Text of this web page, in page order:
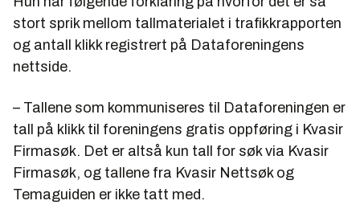
stort sprik mellom tallmaterialet i trafikkrapporten
og antall klikk registrert på Dataforeningens
nettside.
– Tallene som kommuniseres til Dataforeningen er
tall på klikk til foreningens gratis oppføring i Kvasir
Firmasøk. Det er altså kun tall for søk via Kvasir
Firmasøk, og tallene fra Kvasir Nettsøk og
Temaguiden er ikke tatt med.